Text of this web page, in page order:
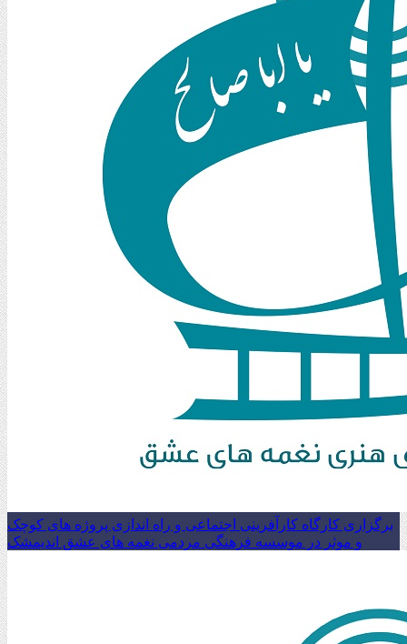
برگزاری کارگاه کارآفرینی اجتماعی و راه اندازی پروژه های کوچک
و موثر در موسسه فرهنگی مردمی نغمه های عشق اندیمشک